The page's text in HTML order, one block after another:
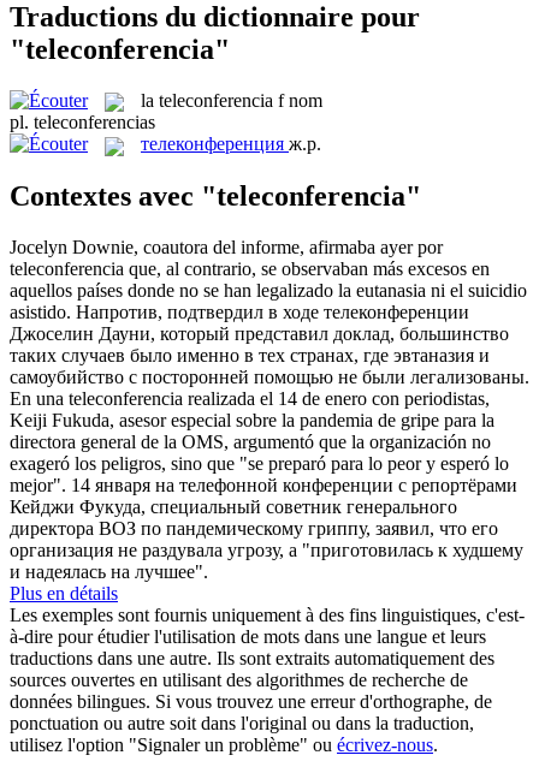
Traductions du dictionnaire pour
"teleconferencia"
la teleconferencia f nom
pl. teleconferencias
телеконференция ж.р.
Contextes avec "teleconferencia"
Jocelyn Downie, coautora del informe, afirmaba ayer por
teleconferencia que, al contrario, se observaban más excesos en
aquellos países donde no se han legalizado la eutanasia ni el suicidio
asistido. Напротив, подтвердил в ходе телеконференции
Джоселин Дауни, который представил доклад, большинство
таких случаев было именно в тех странах, где эвтаназия и
самоубийство с посторонней помощью не были легализованы.
En una teleconferencia realizada el 14 de enero con periodistas,
Keiji Fukuda, asesor especial sobre la pandemia de gripe para la
directora general de la OMS, argumentó que la organización no
exageró los peligros, sino que "se preparó para lo peor y esperó lo
mejor". 14 января на телефонной конференции с репортёрами
Кейджи Фукуда, специальный советник генерального
директора ВОЗ по пандемическому гриппу, заявил, что его
организация не раздувала угрозу, а "приготовилась к худшему
и надеялась на лучшее".
Plus en détails
Les exemples sont fournis uniquement à des fins linguistiques, c'est-
à-dire pour étudier l'utilisation de mots dans une langue et leurs
traductions dans une autre. Ils sont extraits automatiquement des
sources ouvertes en utilisant des algorithmes de recherche de
données bilingues. Si vous trouvez une erreur d'orthographe, de
ponctuation ou autre soit dans l'original ou dans la traduction,
utilisez l'option "Signaler un problème" ou écrivez-nous.